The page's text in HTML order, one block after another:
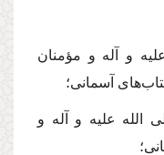
و آله و مؤمنان
آسمانی؛
الله علیه و آله و